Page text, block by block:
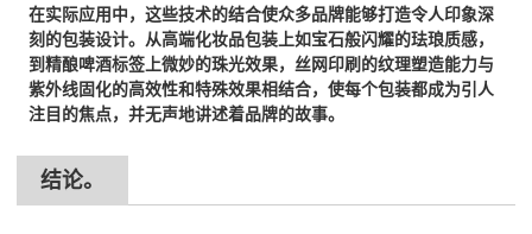
在实际应用中，这些技术的结合使众多品牌能够打造令人印象深
刻的包装设计。从高端化妆品包装上如宝石般闪耀的珐琅质感，
到精酿啤酒标签上微妙的珠光效果，丝网印刷的纹理塑造能力与
紫外线固化的高效性和特殊效果相结合，使每个包装都成为引人
注目的焦点，并无声地讲述着品牌的故事。
结论。